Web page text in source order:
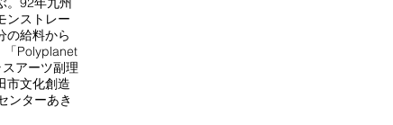
ンストレー
の給料から
「Polyplanet
アーツ副理
市文化創造
ンターあき